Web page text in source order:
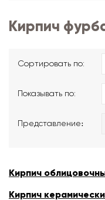
Кирпич
Сортировать по:
Показывать по:
Представление։
Кирпич
Кирпич